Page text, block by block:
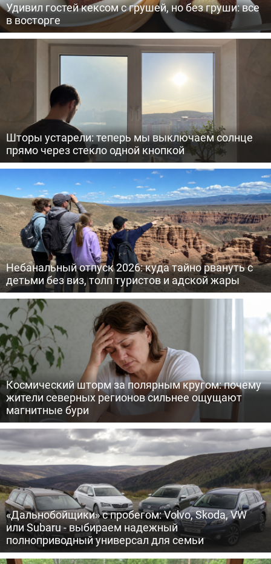
Удивил гостей кексом с грушей, но без груши: все
в восторге
Шторы устарели: теперь мы выключаем солнце
прямо через стекло одной кнопкой
Небанальный отпуск 2026: куда тайно рвануть с
детьми без виз, толп туристов и адской жары
Космический шторм за полярным кругом: почему
жители северных регионов сильнее ощущают
магнитные бури
«Дальнобойщики» с пробегом: Volvo, Skoda, VW
или Subaru - выбираем надежный
полноприводный универсал для семьи